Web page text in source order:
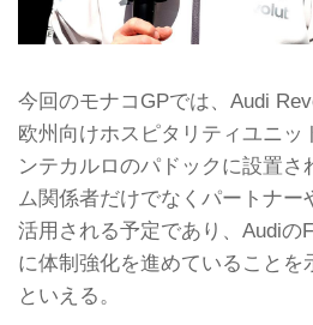
今回のモナコGPでは、Audi
欧州向けホスピタリティユニッ
ンテカルロのパドックに設置さ
ム関係者だけでなくパートナー
活用される予定であり、Audiの
に体制強化を進めていることを
といえる。